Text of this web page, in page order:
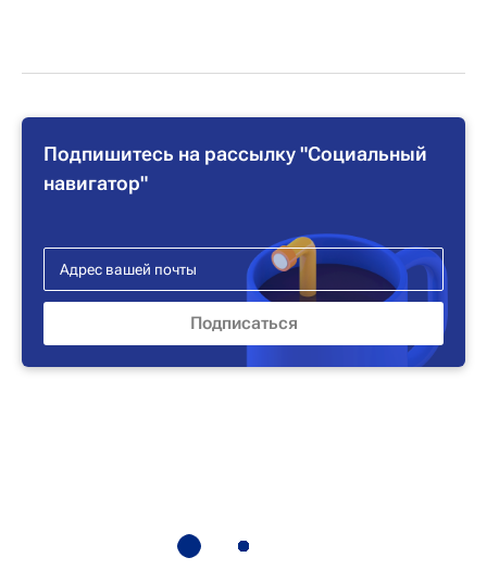
Подпишитесь на рассылку "Социальный
навигатор"